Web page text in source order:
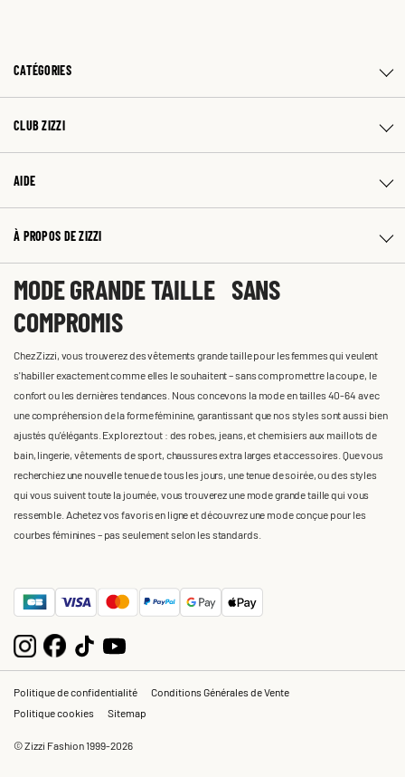
CATÉGORIES
CLUB ZIZZI
AIDE
À PROPOS DE ZIZZI
MODE GRANDE TAILLE SANS
COMPROMIS
Chez Zizzi, vous trouverez des vêtements grande taille pour les femmes qui veulent
s'habiller exactement comme elles le souhaitent – sans compromettre la coupe, le
confort ou les dernières tendances. Nous concevons la mode en tailles 40-64 avec
une compréhension de la forme féminine, garantissant que nos styles sont aussi bien
ajustés qu'élégants. Explorez tout : des robes, jeans, et chemisiers aux maillots de
bain, lingerie, vêtements de sport, chaussures extra larges et accessoires. Que vous
recherchiez une nouvelle tenue de tous les jours, une tenue de soirée, ou des styles
qui vous suivent toute la journée, vous trouverez une mode grande taille qui vous
ressemble. Achetez vos favoris en ligne et découvrez une mode conçue pour les
courbes féminines – pas seulement selon les standards.
Politique de confidentialité
Conditions Générales de Vente
Politique cookies
Sitemap
© Zizzi Fashion 1999-2026